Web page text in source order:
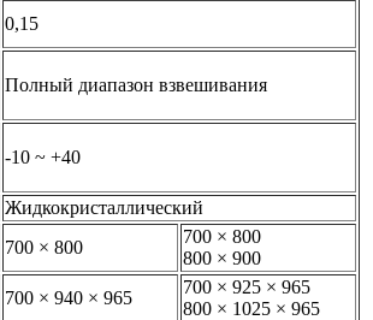
0,15
Полный диапазон взвешивания
-10 ~ +40
Жидкокристаллический
700 × 800
700 × 800
800 × 900
700 × 940 × 965
700 × 925 × 965
800 × 1025 × 965